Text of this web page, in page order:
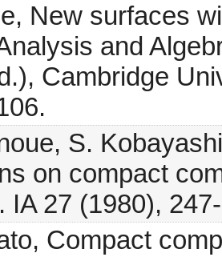
New surfaces
and
Cambridge
S.
on compact
IA 27 (1980),
Compact